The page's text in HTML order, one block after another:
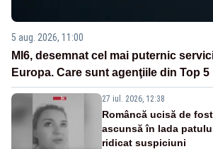
5 aug. 2026, 11:00
MI6, desemnat cel mai puternic
Europa. Care sunt agenţiile din Top 5
27 iul. 2026, 12:38
Româncă ucisă de
ascunsă în lada
ridicat suspiciuni